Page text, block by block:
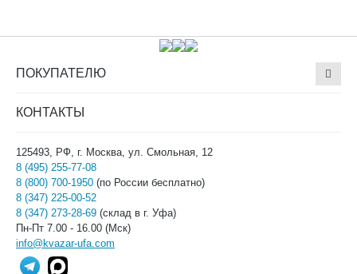
ПОКУПАТЕЛЮ
КОНТАКТЫ
125493, РФ, г. Москва, ул. Смольная, 12
8 (495) 255-77-08
8 (800) 700-1950 (по России бесплатно)
8 (347) 225-00-52
8 (347) 273-28-69 (склад в г. Уфа)
Пн-Пт 7.00 - 16.00 (Мск)
info@kvazar-ufa.com